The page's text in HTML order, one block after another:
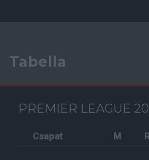
Tabella
PREMIER LEAGUE
Csapat M